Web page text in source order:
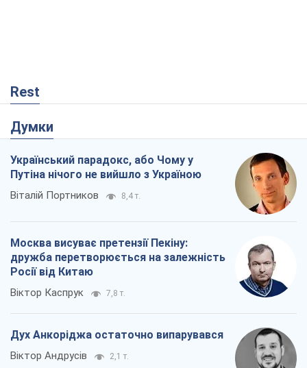
Rest
Думки
Український парадокс, або Чому у
Путіна нічого не вийшло з Україною
Віталій Портников 8,4 т.
Москва висуває претензії Пекіну:
дружба перетворюється на залежність
Росії від Китаю
Віктор Каспрук 7,8 т.
Дух Анкоріджа остаточно випарувався
Віктор Андрусів 2,1 т.